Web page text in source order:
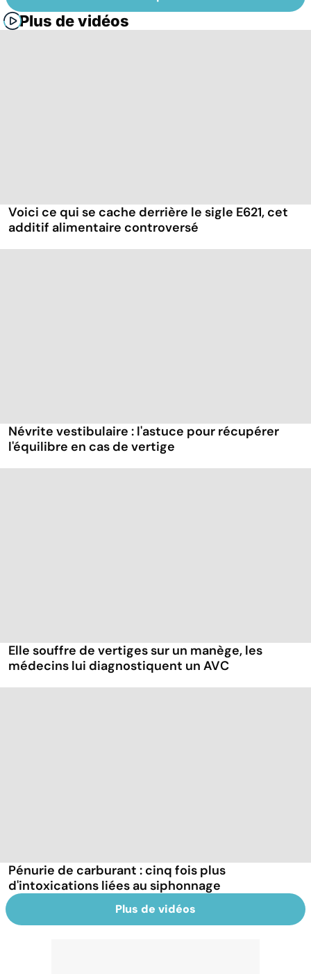
Plus de vidéos
Voici ce qui se cache derrière le sigle E621, cet
additif alimentaire controversé
Névrite vestibulaire : l'astuce pour récupérer
l'équilibre en cas de vertige
Elle souffre de vertiges sur un manège, les
médecins lui diagnostiquent un AVC
Pénurie de carburant : cinq fois plus
d'intoxications liées au siphonnage
Plus de vidéos